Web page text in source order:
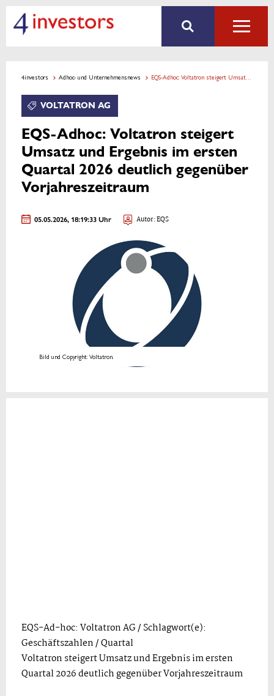
4investors Adhoc- und Unternehmensnews EQS-Adhoc: Voltatron steigert Umsatz und Ergebnis im ersten Quartal 2026 deutlich gegenüber Vorjahreszeitraum
VOLTATRON AG
EQS-Adhoc: Voltatron steigert
Umsatz und Ergebnis im ersten
Quartal 2026 deutlich gegenüber
Vorjahreszeitraum
05.05.2026, 18:19:33 Uhr Autor: EQS
Bild und Copyright: Voltatron.
EQS-Ad-hoc: Voltatron AG / Schlagwort(e):
Geschäftszahlen / Quartal
Voltatron steigert Umsatz und Ergebnis im ersten
Quartal 2026 deutlich gegenüber Vorjahreszeitraum